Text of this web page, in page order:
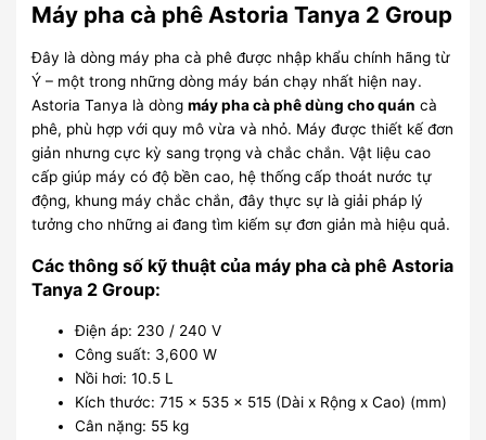
Máy pha cà phê Astoria Tanya 2 Group
Đây là dòng máy pha cà phê được nhập khẩu chính hãng từ
Ý – một trong những dòng máy bán chạy nhất hiện nay.
Astoria Tanya là dòngmáy pha cà phê dùng cho quán cà
phê, phù hợp với quy mô vừa và nhỏ. Máy được thiết kế đơn
giản nhưng cực kỳ sang trọng và chắc chắn. Vật liệu cao
cấp giúp máy có độ bền cao, hệ thống cấp thoát nước tự
động, khung máy chắc chắn, đây thực sự là giải pháp lý
tưởng cho những ai đang tìm kiếm sự đơn giản mà hiệu quả.
Các thông số kỹ thuật của máy pha cà phê Astoria
Tanya 2 Group:
Điện áp: 230 / 240 V
Công suất: 3,600 W
Nồi hơi: 10.5 L
Kích thước: 715 x 535 x 515 (Dài x Rộng x Cao) (mm)
Cân nặng: 55 kg